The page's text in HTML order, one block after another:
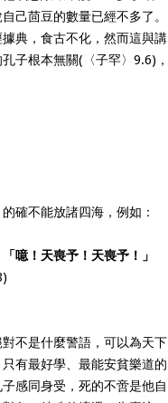
己茴豆的數量已經不多了。
典，食古不化，然而這與講
孔子根本無關(〈子罕〉9.6)，
確不能放諸四海，例如：
噫！天喪予！天喪予！」
不是什麼警語，可以為天下
有最好學、最能安貧樂道的
感同身受，死的不啻是他自